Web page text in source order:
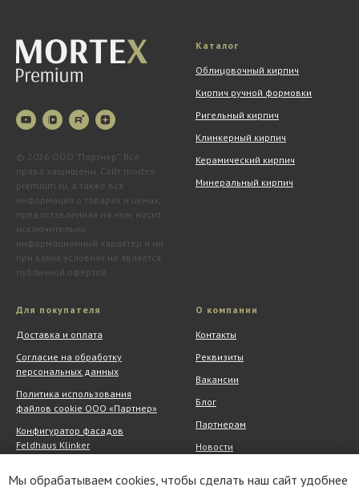
© 2026 ООО "Партнер". Все
права защищены. Сайт mortex-
premium.ru, а также вся
информация о товарах и ценах,
предоставленная на нём, носит
исключительно
информационный характер и ни
при каких условиях не является
публичной офертой.
Каталог
Облицовочный кирпич
Кирпич ручной формовки
Ригельный кирпич
Клинкерный кирпич
Керамический кирпич
Минеральный кирпич
Для покупателя
Доставка и оплата
Согласие на обработку
персональных данных
Политика использования
файлов cookie ООО «Партнер»
Конфигуратор фасадов
Feldhaus Klinker
О компании
Контакты
Реквизиты
Вакансии
Блог
Партнерам
Новости
Мы обрабатываем cookies, чтобы сделать наш сайт удобнее